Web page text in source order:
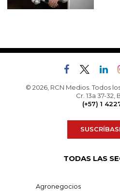
© 2026, RCN Medios. Todos
Cr. 13a 37-32,
(+57) 1
TODAS LAS
Agronegocios